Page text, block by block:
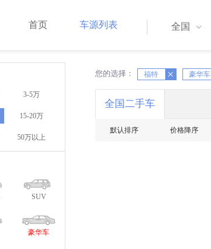
首页 车源列表 全国
3-5万
15-20万
50万以上
SUV
豪华车
您的选择： 福特
X 豪华车
X X
全国二手车
默认排序 价格降序